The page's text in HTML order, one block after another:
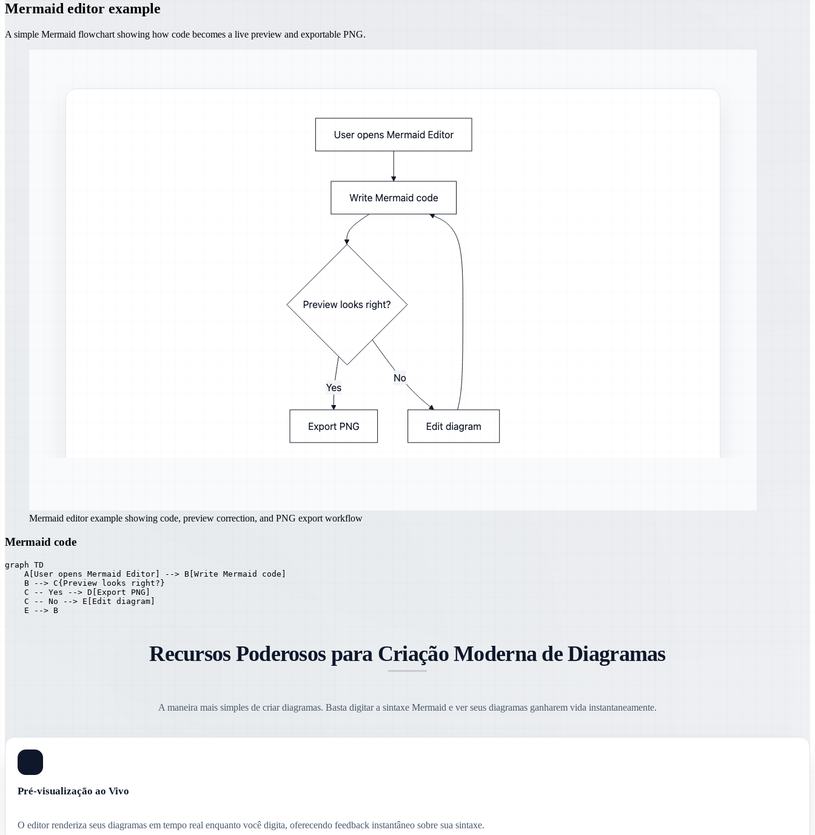
Mermaid editor example
A simple Mermaid flowchart showing how code becomes a live preview and exportable PNG.
Mermaid editor example showing code, preview correction, and PNG export workflow
Mermaid code
graph TD
    A[User opens Mermaid Editor] --> B[Write Mermaid code]
    B --> C{Preview looks right?}
    C -- Yes --> D[Export PNG]
    C -- No --> E[Edit diagram]
    E --> B
Recursos Poderosos para Criação Moderna de Diagramas
A maneira mais simples de criar diagramas. Basta digitar a sintaxe Mermaid e ver seus diagramas ganharem vida instantaneamente.
Pré-visualização ao Vivo
O editor renderiza seus diagramas em tempo real enquanto você digita, oferecendo feedback instantâneo sobre sua sintaxe.